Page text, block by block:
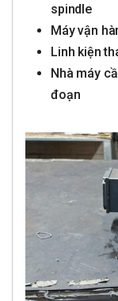
spindle
Máy vận
Linh kiện
Nhà máy
đoạn